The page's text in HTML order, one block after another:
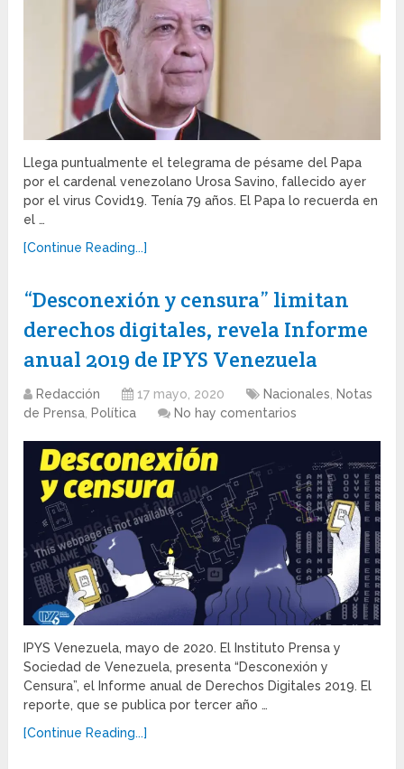
Llega puntualmente el telegrama de pésame del Papa
por el cardenal venezolano Urosa Savino, fallecido ayer
por el virus Covid19. Tenía 79 años. El Papa lo recuerda en
el …
[Continue Reading...]
“Desconexión y censura” limitan
derechos digitales, revela Informe
anual 2019 de IPYS Venezuela
Redacción 17 mayo, 2020 Nacionales
Notas
de Prensa Política No hay comentarios
IPYS Venezuela, mayo de 2020. El Instituto Prensa y
Sociedad de Venezuela, presenta “Desconexión y
Censura”, el Informe anual de Derechos Digitales 2019. El
reporte, que se publica por tercer año …
[Continue Reading...]